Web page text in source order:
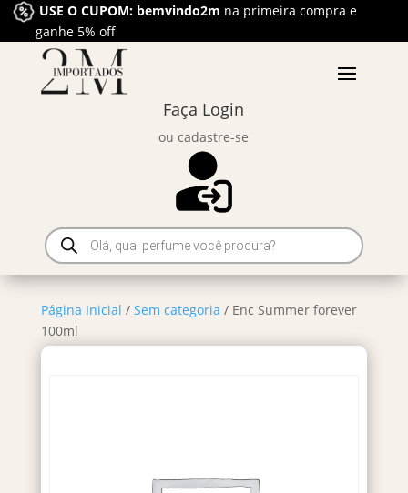
USE O CUPOM: bemvindo2m na primeira compra e
ganhe 5% off
Faça Login
ou cadastre-se
Pesquisar
produtos
Página Inicial / Sem categoria / Enc Summer forever
100ml